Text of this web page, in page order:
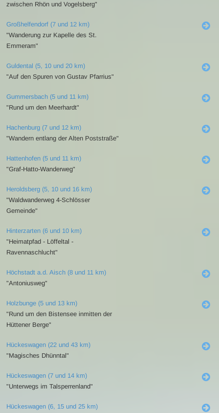
zwischen Rhön und Vogelsberg"
Großhelfendorf (7 und 12 km)
"Wanderung zur Kapelle des St.
Emmeram"
Guldental (5, 10 und 20 km)
"Auf den Spuren von Gustav Pfarrius"
Gummersbach (5 und 11 km)
"Rund um den Meerhardt"
Hachenburg (7 und 12 km)
"Wandern entlang der Alten Poststraße"
Hattenhofen (5 und 11 km)
"Graf-Hatto-Wanderweg"
Heroldsberg (5, 10 und 16 km)
"Waldwanderweg 4-Schlösser
Gemeinde"
Hinterzarten (6 und 10 km)
"Heimatpfad - Löffeltal -
Ravennaschlucht"
Höchstadt a.d. Aisch (8 und 11 km)
"Antoniusweg"
Holzbunge (5 und 13 km)
"Rund um den Bistensee inmitten der
Hüttener Berge"
Hückeswagen (22 und 43 km)
"Magisches Dhünntal"
Hückeswagen (7 und 14 km)
"Unterwegs im Talsperrenland"
Hückeswagen (6, 15 und 25 km)